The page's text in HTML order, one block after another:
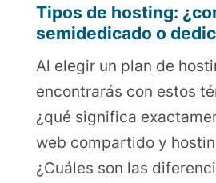
Tipos de hosting:
semidedicado o
Al elegir un plan de
encontrarás con estos
¿qué significa
web compartido y
¿Cuáles son las